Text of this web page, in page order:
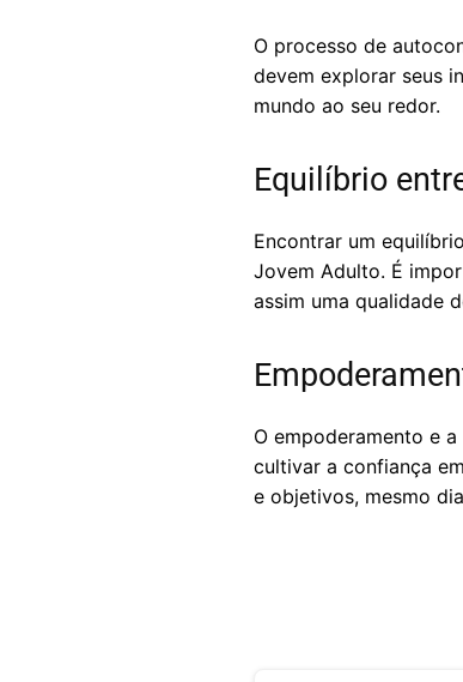
O processo de
devem explorar seus
mundo ao seu redor.
Equilíbrio
Encontrar um
Jovem Adulto. É
assim uma qualidade
O empoderamento e
cultivar a confiança
e objetivos, mesmo